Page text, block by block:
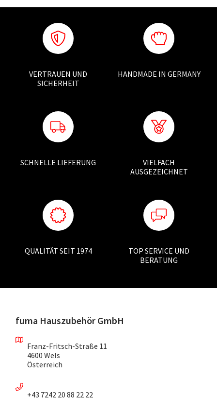
VERTRAUEN UND
SICHERHEIT
HANDMADE IN GERMANY
SCHNELLE LIEFERUNG
VIELFACH
AUSGEZEICHNET
QUALITÄT SEIT 1974
TOP SERVICE UND
BERATUNG
fuma Hauszubehör GmbH
Franz-Fritsch-Straße 11
4600 Wels
Österreich
+43 7242 20 88 22 22